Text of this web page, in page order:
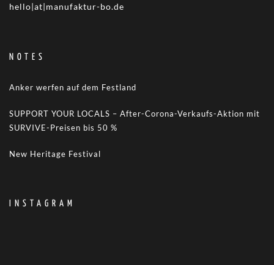
hello|at|manufaktur-bo.de
NOTES
Anker werfen auf dem Festland
SUPPORT YOUR LOCALS – After-Corona-Verkaufs-Aktion mit
SURVIVE-Preisen bis 50 %
New Heritage Festival
INSTAGRAM